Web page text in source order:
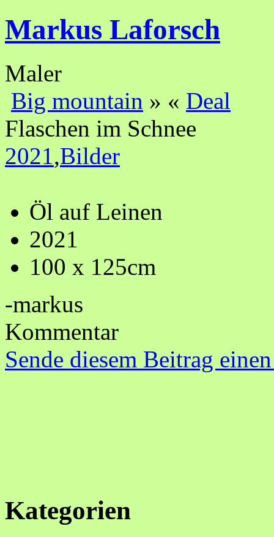
Markus Laforsch
Maler
Big mountain » « Deal
Flaschen im Schnee
2021,Bilder
Öl auf Leinen
2021
100 x 125cm
-markus
Kommentar
Sende diesem Beitrag
Kategorien